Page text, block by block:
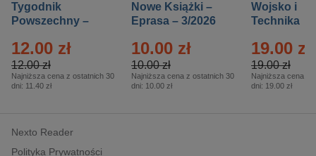
Tygodnik
Powszechny –
12.00 zł
12.00 zł
Najniższa cena z ostatnich 30
dni: 11.40 zł
Nowe Książki –
Eprasa – 3/2026
10.00 zł
10.00 zł
Najniższa cena z ostatnich 30
dni: 10.00 zł
Wojsko i
Technika
– 2/2026
19.00 zł
19.00 zł
Najniższa cena z
dni: 19.00 zł
Nexto Reader
Polityka Prywatności